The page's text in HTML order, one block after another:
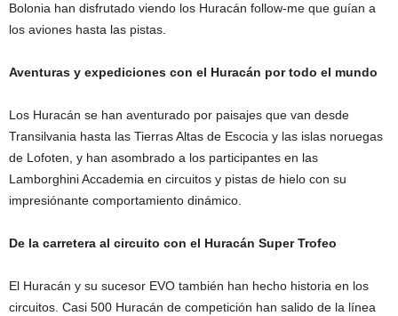
Bolonia han disfrutado viendo los Huracán follow-me que guían a
los aviones hasta las pistas.
Aventuras y expediciones con el Huracán por todo el mundo
Los Huracán se han aventurado por paisajes que van desde
Transilvania hasta las Tierras Altas de Escocia y las islas noruegas
de Lofoten, y han asombrado a los participantes en las
Lamborghini Accademia en circuitos y pistas de hielo con su
impresiónante comportamiento dinámico.
De la carretera al circuito con el Huracán Super Trofeo
El Huracán y su sucesor EVO también han hecho historia en los
circuitos. Casi 500 Huracán de competición han salido de la línea